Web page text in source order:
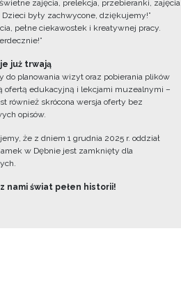
zajęcia, prelekcja, przebieranki, zajęcia
były zachwycone, dziękujemy!”
pełne ciekawostek i kreatywnej pracy.
już trwają
do planowania wizyt oraz pobierania plików
ofertą edukacyjną i lekcjami muzealnymi –
również skrócona wersja oferty bez
opisów.
że z dniem 1 grudnia 2025 r. oddział
w Dębnie jest zamknięty dla
nami świat pełen historii!